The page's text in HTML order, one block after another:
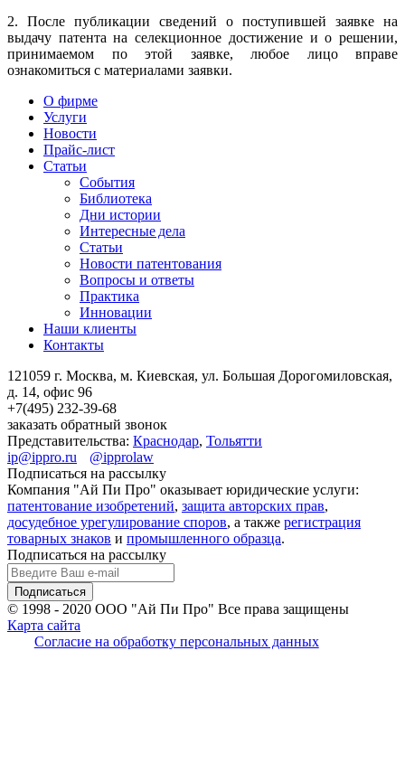
2. После публикации сведений о поступившей заявке на
выдачу патента на селекционное достижение и о решении,
принимаемом по этой заявке, любое лицо вправе
ознакомиться с материалами заявки.
О фирме
Услуги
Новости
Прайс-лист
Статьи
События
Библиотека
Дни истории
Интересные дела
Статьи
Новости патентования
Вопросы и ответы
Практика
Инновации
Наши клиенты
Контакты
121059 г. Москва, м. Киевская, ул. Большая Дорогомиловская,
д. 14, офис 96
+7(495) 232-39-68
заказать обратный звонок
Представительства: Краснодар, Тольятти
ip@ippro.ru
@ipprolaw
Подписаться на рассылку
Компания "Ай Пи Про" оказывает юридические услуги:
патентование изобретений, защита авторских прав,
досудебное урегулирование споров, а также регистрация
товарных знаков и промышленного образца.
Подписаться на рассылку
© 1998 - 2020 ООО "Ай Пи Про" Все права защищены
Карта сайта
Согласие на обработку персональных данных